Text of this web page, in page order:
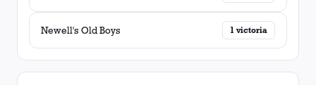
Newell's Old Boys 1 victoria